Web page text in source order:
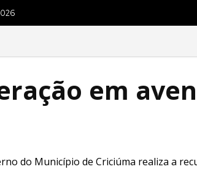
em
do Município de Criciúma realiza a